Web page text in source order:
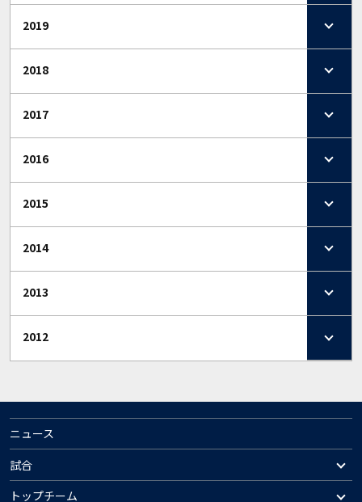
2019
2018
2017
2016
2015
2014
2013
2012
ニュース
試合
トップチーム